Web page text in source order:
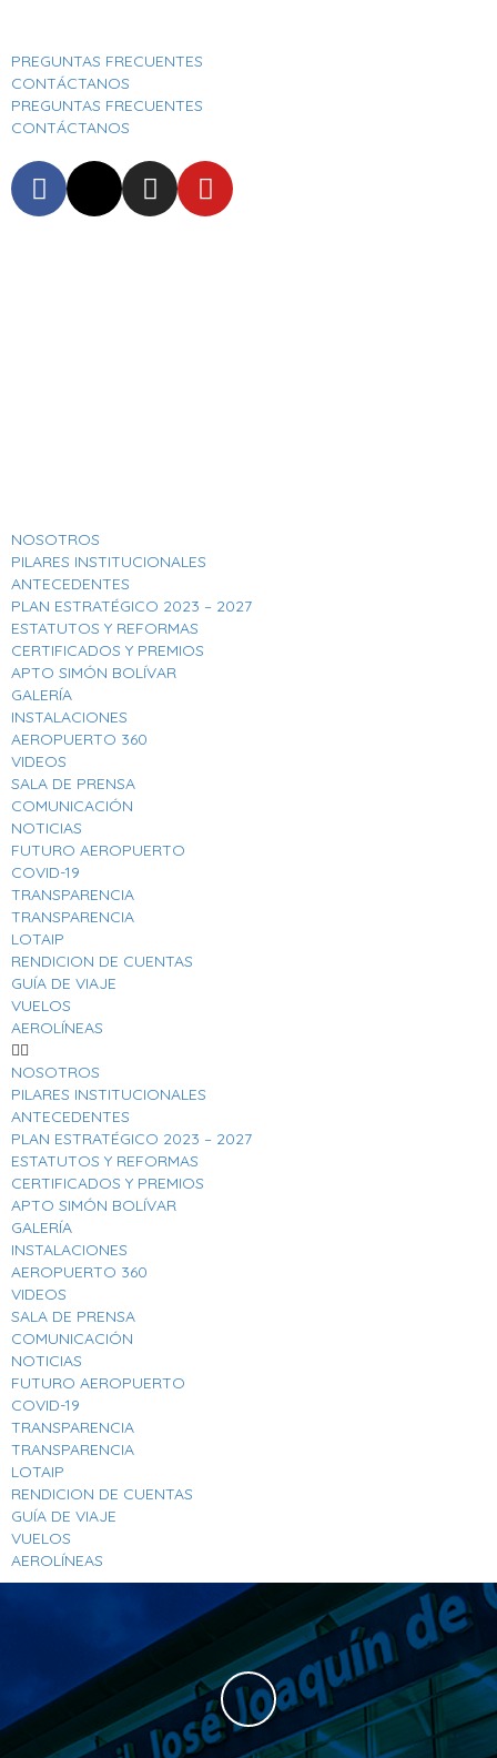
PREGUNTAS FRECUENTES
CONTÁCTANOS
PREGUNTAS FRECUENTES
CONTÁCTANOS
NOSOTROS
PILARES INSTITUCIONALES
ANTECEDENTES
PLAN ESTRATÉGICO 2023 – 2027
ESTATUTOS Y REFORMAS
CERTIFICADOS Y PREMIOS
APTO SIMÓN BOLÍVAR
GALERÍA
INSTALACIONES
AEROPUERTO 360
VIDEOS
SALA DE PRENSA
COMUNICACIÓN
NOTICIAS
FUTURO AEROPUERTO
COVID-19
TRANSPARENCIA
TRANSPARENCIA
LOTAIP
RENDICION DE CUENTAS
GUÍA DE VIAJE
VUELOS
AEROLÍNEAS
NOSOTROS
PILARES INSTITUCIONALES
ANTECEDENTES
PLAN ESTRATÉGICO 2023 – 2027
ESTATUTOS Y REFORMAS
CERTIFICADOS Y PREMIOS
APTO SIMÓN BOLÍVAR
GALERÍA
INSTALACIONES
AEROPUERTO 360
VIDEOS
SALA DE PRENSA
COMUNICACIÓN
NOTICIAS
FUTURO AEROPUERTO
COVID-19
TRANSPARENCIA
TRANSPARENCIA
LOTAIP
RENDICION DE CUENTAS
GUÍA DE VIAJE
VUELOS
AEROLÍNEAS